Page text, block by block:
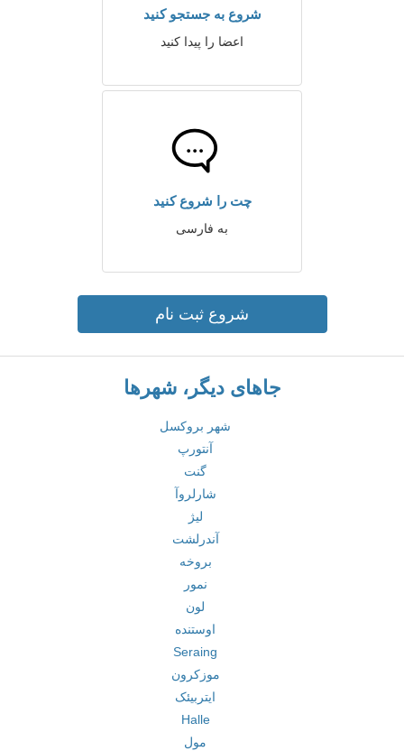
شروع به جستجو کنید
اعضا را پیدا کنید
چت را شروع کنید
به فارسی
شروع ثبت نام
جاهای دیگر، شهرها
شهر بروکسل
آنتورپ
گنت
شارلروآ
لیژ
آندرلشت
بروخه
نمور
لون
اوستنده
Seraing
موزکرون
ایتربیئک
Halle
مول